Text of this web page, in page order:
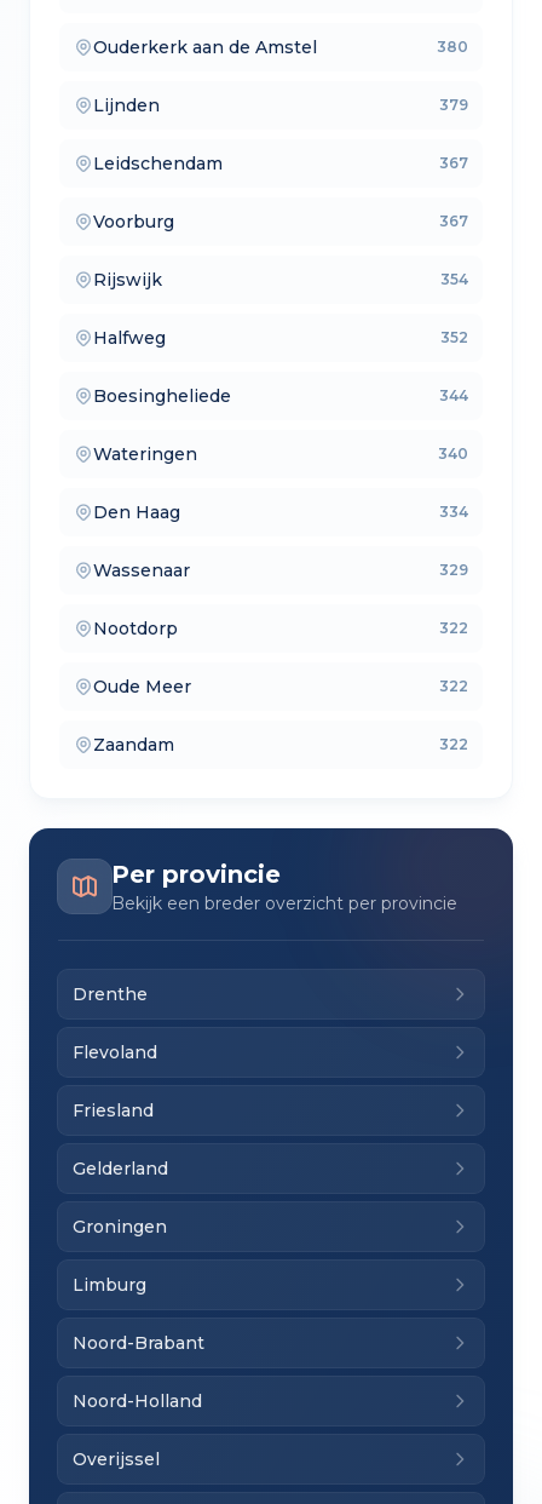
Ouderkerk aan de Amstel
— lokale makelaars 380
Lijnden
— makelaars vergelijken 379
Leidschendam
— verkoopmakelaars 367
Voorburg
— aankoopmakelaars 367
Rijswijk
— lokale makelaars 354
Halfweg
— makelaars vergelijken 352
Boesingheliede
— verkoopmakelaars 344
Wateringen
— aankoopmakelaars 340
Den Haag
— lokale makelaars 334
Wassenaar
— makelaars vergelijken 329
Nootdorp
— verkoopmakelaars 322
Oude Meer
— aankoopmakelaars 322
Zaandam
— lokale makelaars 322
Per provincie
Bekijk een breder overzicht per provincie
Drenthe
Flevoland
Friesland
Gelderland
Groningen
Limburg
Noord-Brabant
Noord-Holland
Overijssel